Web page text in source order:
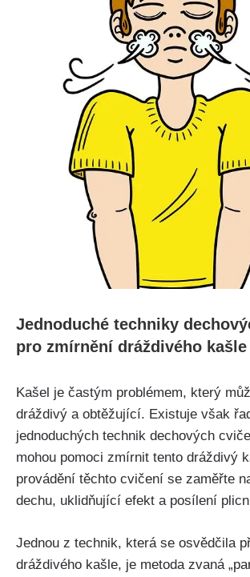
Jednoduché techniky
pro zmírnění dráždivého⁢ kašle
Kašel je častým problémem, který
dráždivý a ⁣obtěžující.‍ Existuje však
jednoduchých technik ​dechových
mohou pomoci zmírnit tento dráždivý
provádění těchto cvičení se⁢ zaměřte
dechu, uklidňující ​efekt a posílení
Jednou z technik, která se osvědčila
dráždivého​ kašle,​ je ⁤metoda zvaná